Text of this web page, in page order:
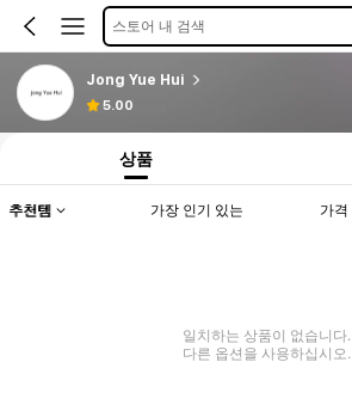
스토어 내 검색
Jong Yue Hui
5.00
상품
추천템 가장 인기 있는 가격
일치하는 상품이 없습니다.
다른 옵션을 사용하십시오.